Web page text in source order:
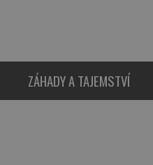
ZÁHADY A TAJEMSTVÍ